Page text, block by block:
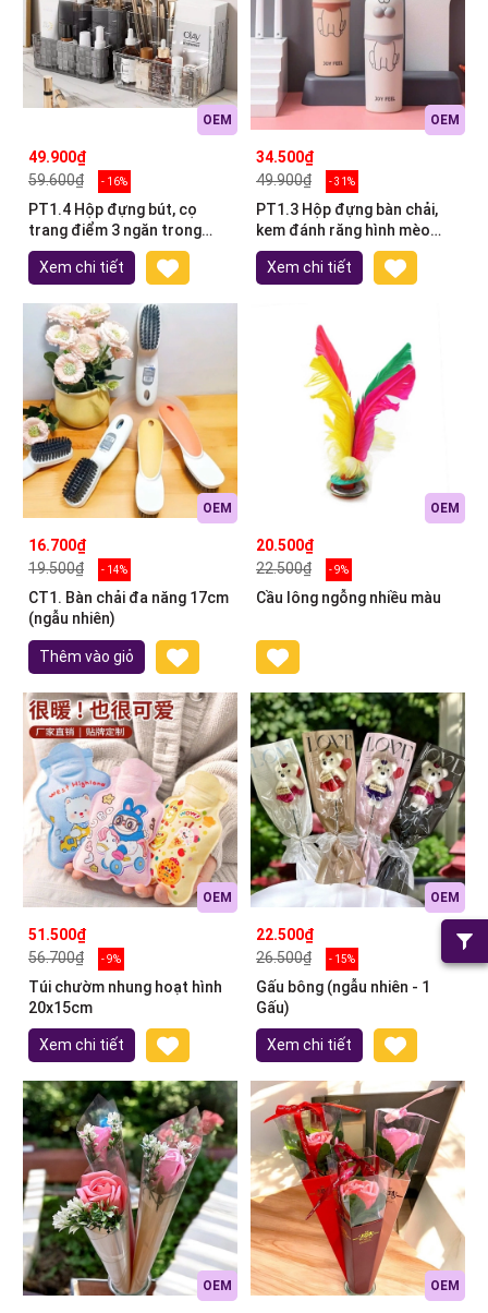
OEM
49.900₫
59.600₫
- 16%
PT1.4 Hộp đựng bút, cọ
trang điểm 3 ngăn trong
suốt 13*9,5*8,5cm
Xem chi tiết
OEM
34.500₫
49.900₫
- 31%
PT1.3 Hộp đựng bàn chải,
kem đánh răng hình mèo
20*5,5cm
Xem chi tiết
OEM
16.700₫
19.500₫
- 14%
CT1. Bàn chải đa năng 17cm
(ngẫu nhiên)
Thêm vào giỏ
OEM
20.500₫
22.500₫
- 9%
Cầu lông ngỗng nhiều màu
OEM
51.500₫
56.700₫
- 9%
Túi chườm nhung hoạt hình
20x15cm
Xem chi tiết
OEM
22.500₫
26.500₫
- 15%
Gấu bông (ngẫu nhiên - 1
Gấu)
Xem chi tiết
OEM OEM